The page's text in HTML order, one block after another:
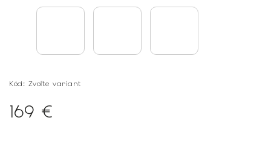
Kód: Zvoľte variant
169 €